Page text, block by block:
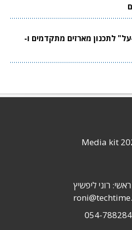
לתכנון מארזים מתקדמים ו-
Media kit
רוני ליפשיץ
054-